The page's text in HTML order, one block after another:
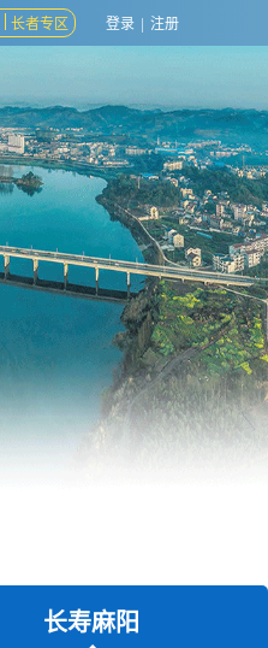
长者专区 登录 | 注册
长寿麻阳